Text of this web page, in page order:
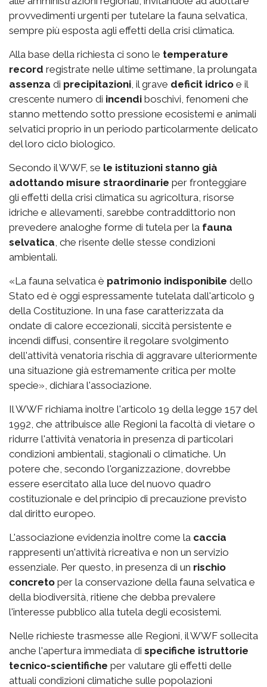
provvedimenti urgenti per tutelare la fauna selvatica,
sempre più esposta agli effetti della crisi climatica.
Alla base della richiesta ci sono le temperature
record registrate nelle ultime settimane, la prolungata
assenza di precipitazioni , il grave deficit idrico e il
crescente numero di incendi boschivi, fenomeni che
stanno mettendo sotto pressione ecosistemi e animali
selvatici proprio in un periodo particolarmente delicato
del loro ciclo biologico.
Secondo il WWF, se le istituzioni stanno già
adottando misure straordinarie per fronteggiare
gli effetti della crisi climatica su agricoltura, risorse
idriche e allevamenti, sarebbe contraddittorio non
prevedere analoghe forme di tutela per la fauna
selvatica , che risente delle stesse condizioni
ambientali.
«La fauna selvatica è patrimonio indisponibile dello
Stato ed è oggi espressamente tutelata dall'articolo 9
della Costituzione. In una fase caratterizzata da
ondate di calore eccezionali, siccità persistente e
incendi diffusi, consentire il regolare svolgimento
dell'attività venatoria rischia di aggravare ulteriormente
una situazione già estremamente critica per molte
specie», dichiara l'associazione.
Il WWF richiama inoltre l'articolo 19 della legge 157 del
1992, che attribuisce alle Regioni la facoltà di vietare o
ridurre l'attività venatoria in presenza di particolari
condizioni ambientali, stagionali o climatiche. Un
potere che, secondo l'organizzazione, dovrebbe
essere esercitato alla luce del nuovo quadro
costituzionale e del principio di precauzione previsto
dal diritto europeo.
L'associazione evidenzia inoltre come la caccia
rappresenti un'attività ricreativa e non un servizio
essenziale. Per questo, in presenza di un rischio
concreto per la conservazione della fauna selvatica e
della biodiversità, ritiene che debba prevalere
l'interesse pubblico alla tutela degli ecosistemi.
Nelle richieste trasmesse alle Regioni, il WWF sollecita
anche l'apertura immediata di specifiche istruttorie
tecnico-scientifiche per valutare gli effetti delle
attuali condizioni climatiche sulle popolazioni